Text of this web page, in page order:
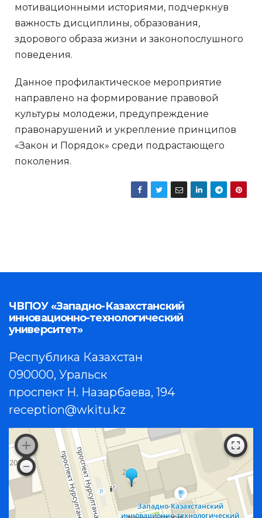
мотивационными историями, подчеркнув
важность дисциплины, образования,
здорового образа жизни и законопослушного
поведения.
Данное профилактическое мероприятие
направлено на формирование правовой
культуры молодежи, предупреждение
правонарушений и укрепление принципов
«Закон и Порядок» среди подрастающего
поколения.
ЧВПОУ «Западно-Казахстанский
инновационно-технологический
университет»
Республика Казахстан
090000, Уральск
проспект Н. Назарбаева, 194
reception@wkitu.kz